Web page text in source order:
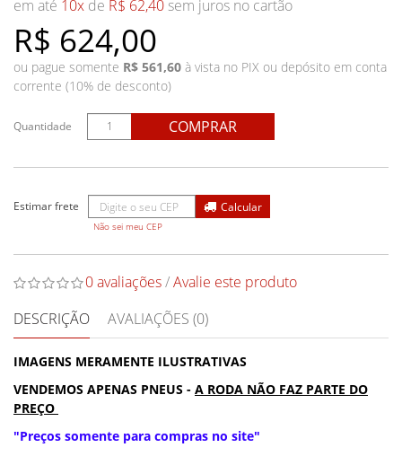
R$ 624,00
em até 10x de R$ 62,40 sem juros no cartão
ou pague somente R$ 561,60 à vista no PIX ou depósito em conta
corrente (10% de desconto)
Quantidade COMPRAR
Não sei meu CEP
0 avaliações/Avalie este produto
DESCRIÇÃO
AVALIAÇÕES (0)
IMAGENS MERAMENTE ILUSTRATIVAS
VENDEMOS APENAS PNEUS - A RODA NÃO FAZ PARTE DO
PREÇO
"Preços somente para compras no site"